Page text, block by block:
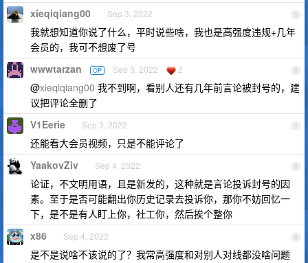
5
xieqiqiang00 Sep 3, 2022
我就想知道你说了什么，平时说些啥，我也是高强度违规+几年
会员的，我可不想废了号
6
wwwtarzan OP Sep 3, 2022 2
@xieqiqiang00 我不到啊，看别人还有几年前言论被封号的，建
议把评论全删了
7
V1Eerie Sep 3, 2022
还能看大会员视频，只是不能评论了
8
YaakovZiv Sep 4, 2022
论证，不文明用语，且是新发的，这种就是言论投诉封号的因
素。至于是否可能翻出你历史记录去投诉你，那你不妨回忆一
下，是不是有人盯上你，社工你，然后挨个整你
9
x86 Sep 4, 2022
是不是说啥不该说的了？我常高强度和对别人对线都没啥问题